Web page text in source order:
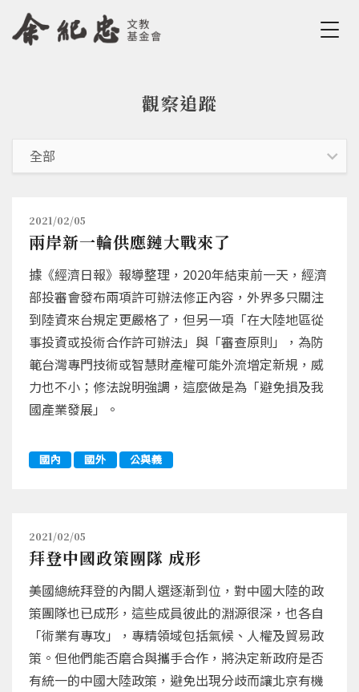
Jump to Navigation
Jump to Main content
觀察追蹤
2021/02/05
兩岸新一輪供應鏈大戰來了
據《經濟日報》報導整理，2020年結束前一天，經濟
部投審會發布兩項許可辦法修正內容，外界多只關注
到陸資來台規定更嚴格了，但另一項「在大陸地區從
事投資或投術合作許可辦法」與「審查原則」，為防
範台灣專門技術或智慧財產權可能外流增定新規，威
力也不小；修法說明強調，這麼做是為「避免損及我
國產業發展」。
國內 國外 公與義
2021/02/05
拜登中國政策團隊 成形
美國總統拜登的內閣人選逐漸到位，對中國大陸的政
策團隊也已成形，這些成員彼此的淵源很深，也各自
「術業有專攻」，專精領域包括氣候、人權及貿易政
策。但他們能否磨合與攜手合作，將決定新政府是否
有統一的中國大陸政策，避免出現分歧而讓北京有機